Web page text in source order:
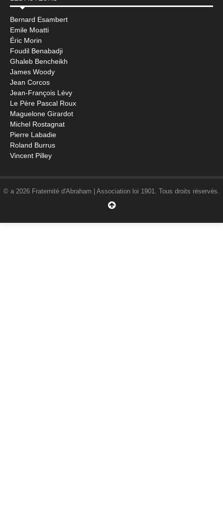
Bernard Esambert
Emile Moatti
Éric Morin
Foudil Benabadji
Ghaleb Bencheikh
James Woody
Jean Corcos
Jean-François Lévy
Le Père Pascal Roux
Maguelone Girardot
Michel Rostagnat
Pierre Labadie
Roland Burrus
Vincent Pilley
© a 2026 Fraternité d'Abraham | Association loi 1901. Tous droits réservés.